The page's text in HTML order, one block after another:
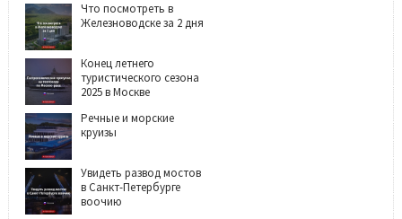
Что посмотреть в
Железноводске за 2 дня
Конец летнего
туристического сезона
2025 в Москве
Речные и морские
круизы
Увидеть развод мостов
в Санкт-Петербурге
воочию